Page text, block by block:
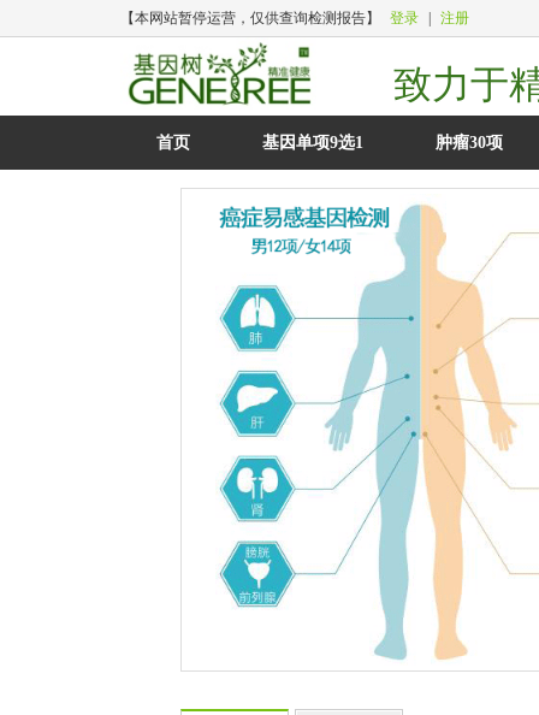
【本网站暂停运营，仅供查询检测报告】 登录 注册
致力于
首页 基因单项9选1 肿瘤30项